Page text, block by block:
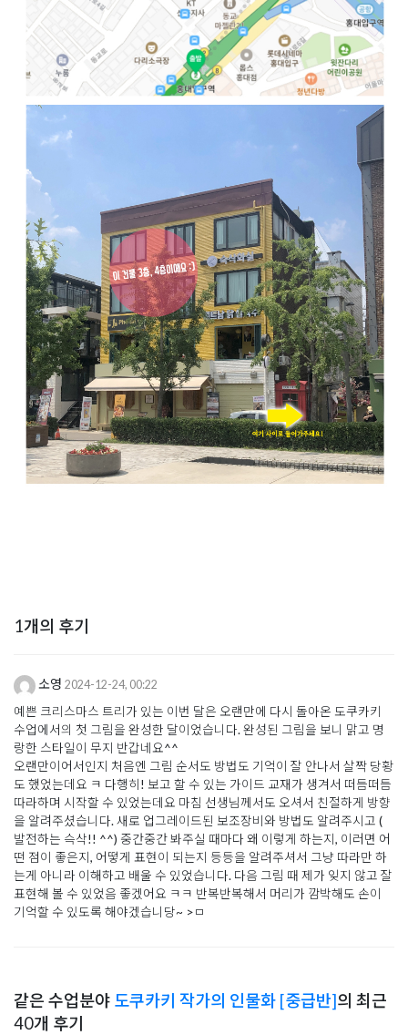
1개의 후기
소영 2024-12-24, 00:22
예쁜 크리스마스 트리가 있는 이번 달은 오랜만에 다시 돌아온 도쿠카키
수업에서의 첫 그림을 완성한 달이었습니다. 완성된 그림을 보니 맑고 명
랑한 스타일이 무지 반갑네요^^
오랜만이어서인지 처음엔 그림 순서도 방법도 기억이 잘 안나서 살짝 당황
도 했었는데요 ㅋ 다행히! 보고 할 수 있는 가이드 교재가 생겨서 떠듬떠듬
따라하며 시작할 수 있었는데요 마침 선생님께서도 오셔서 친절하게 방향
을 알려주셨습니다. 새로 업그레이드된 보조장비와 방법도 알려주시고 (
발전하는 슥삭!! ^^) 중간중간 봐주실 때마다 왜 이렇게 하는지, 이러면 어
떤 점이 좋은지, 어떻게 표현이 되는지 등등을 알려주셔서 그냥 따라만 하
는게 아니라 이해하고 배울 수 있었습니다. 다음 그림 때 제가 잊지 않고 잘
표현해 볼 수 있었음 좋겠어요 ㅋㅋ 반복반복해서 머리가 깜박해도 손이
기억할 수 있도록 해야겠습니당~ >ㅁ
같은 수업분야 도쿠카키 작가의 인물화 [중급반]의 최근
40개 후기